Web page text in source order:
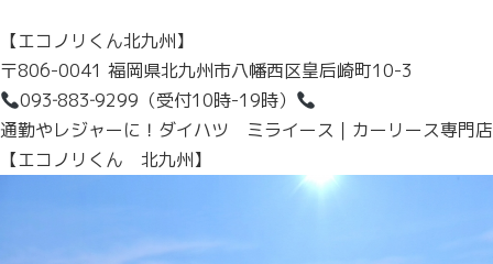
【エコノリくん北九州】
〒806-0041 福岡県北九州市八幡西区皇后崎町10-3
093‐883‐9299 （受付10時-19時）
通勤やレジャーに！ダイハツ ミライース｜カーリース専門店
【エコノリくん 北九州】